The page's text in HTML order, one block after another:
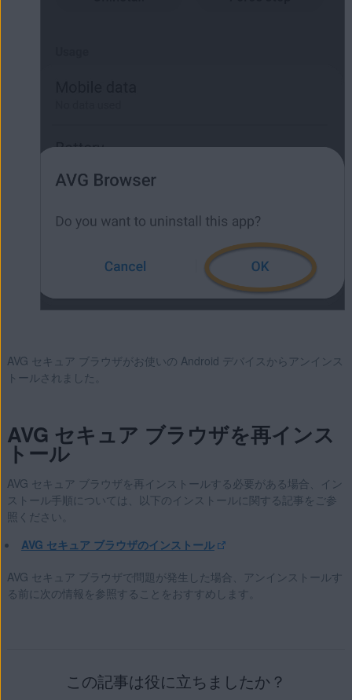
AVG セキュア ブラウザがお使いの Android デバイスからアンインス
トールされました。
AVG セキュア ブラウザを再インス
トール
AVG セキュア ブラウザを再インストールする必要がある場合、イン
ストール手順については、以下のインストールに関する記事をご参
照ください。
AVG セキュア ブラウザのインストール
AVG セキュア ブラウザで問題が発生した場合、アンインストールす
る前に次の情報を参照することをおすすめします。
この記事は役に立ちましたか？